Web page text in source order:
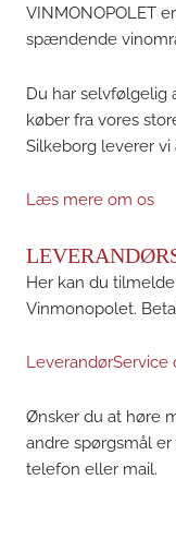
VINMONOPOLET
spændende
Du har selvfølgelig
køber fra vores
Silkeborg leverer
Læs mere om os
Her kan du
Vinmonopolet.
Ønsker du at høre
andre spørgsmål
telefon eller mail.